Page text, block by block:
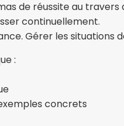
de réussite au
continuellement.
Gérer les situations
:
concrets